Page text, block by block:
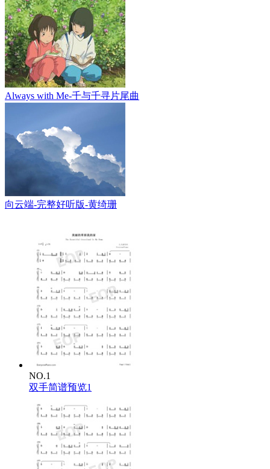
Always with Me-千与千寻片尾曲
向云端-完整好听版-黄绮珊
NO.1
双手简谱预览1